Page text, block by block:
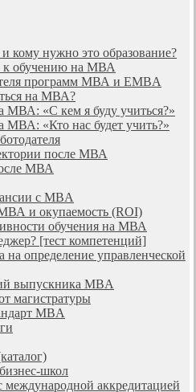
кому нужно это образование?
к обучению на МВА
программ МВА и EMBA
на МВА?
МВА: «С кем я буду учиться?»
МВА: «Кто нас будет учить?»
после МВА
МВА
с MBA
и окупаемость (ROI)
обучения на МВА
[тест компетенций]
на определение управленческой
выпускника MBA
магистратуры
MBA
школ
международной аккредитацией